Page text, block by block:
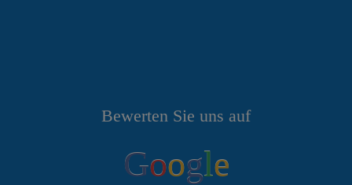
Bewerten Sie uns auf
Google